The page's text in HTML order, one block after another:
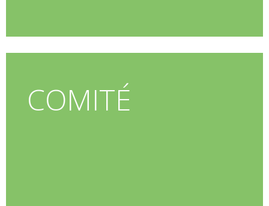
COMITÉ